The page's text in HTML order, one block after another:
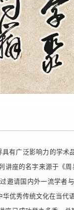
具有广泛影响力的学
座的名字来源于《
邀请国内外一流学者
优秀传统文化在当代